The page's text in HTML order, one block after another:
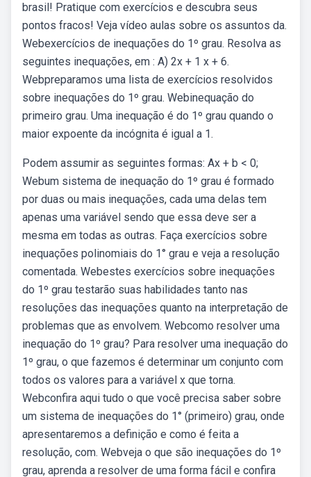
brasil! Pratique com exercícios e descubra seus
pontos fracos! Veja vídeo aulas sobre os assuntos da.
Webexercícios de inequações do 1º grau. Resolva as
seguintes inequações, em : A) 2x + 1 x + 6.
Webpreparamos uma lista de exercícios resolvidos
sobre inequações do 1º grau. Webinequação do
primeiro grau. Uma inequação é do 1º grau quando o
maior expoente da incógnita é igual a 1.
Podem assumir as seguintes formas: Ax + b < 0;
Webum sistema de inequação do 1º grau é formado
por duas ou mais inequações, cada uma delas tem
apenas uma variável sendo que essa deve ser a
mesma em todas as outras. Faça exercícios sobre
inequações polinomiais do 1° grau e veja a resolução
comentada. Webestes exercícios sobre inequações
do 1º grau testarão suas habilidades tanto nas
resoluções das inequações quanto na interpretação de
problemas que as envolvem. Webcomo resolver uma
inequação do 1º grau? Para resolver uma inequação do
1º grau, o que fazemos é determinar um conjunto com
todos os valores para a variável x que torna.
Webconfira aqui tudo o que você precisa saber sobre
um sistema de inequações do 1° (primeiro) grau, onde
apresentaremos a definição e como é feita a
resolução, com. Webveja o que são inequações do 1º
grau, aprenda a resolver de uma forma fácil e confira